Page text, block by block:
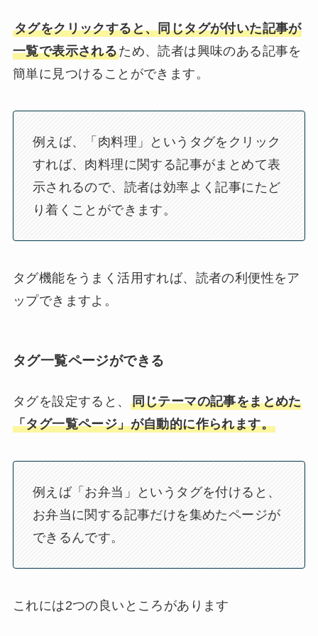
タグをクリックすると、同じタグが付いた記事が
一覧で表示されるため、読者は興味のある記事を
簡単に見つけることができます。
例えば、「肉料理」というタグをクリック
すれば、肉料理に関する記事がまとめて表
示されるので、読者は効率よく記事にたど
り着くことができます。
タグ機能をうまく活用すれば、読者の利便性をア
ップできますよ。
タグ一覧ページができる
タグを設定すると、 同じテーマの記事をまとめた
「タグ一覧ページ」が自動的に作られます。
例えば「お弁当」というタグを付けると、
お弁当に関する記事だけを集めたページが
できるんです。
これには2つの良いところがあります